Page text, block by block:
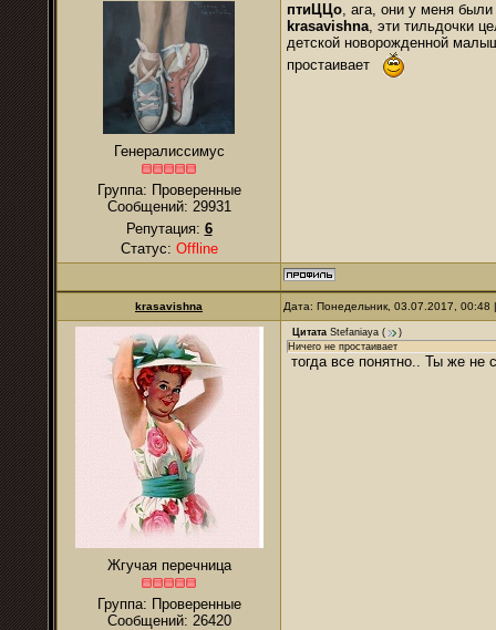
Генералиссимус
Группа: Проверенные
Сообщений: 29931
Репутация: 6
Статус: Offline
птиЦЦо, ага, они у меня
krasavishna, эти тильдочки
детской новорожденной
простаивает
krasavishna Дата: Понедельник, 03.07.2017,
Жгучая перечница
Группа: Проверенные
Сообщений: 26420
Цитата Stefaniaya (
)
Ничего не простаивает
тогда все понятно.. Ты же не